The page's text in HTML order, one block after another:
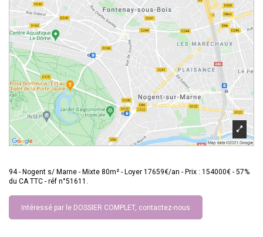
94 - Nogent s/ Marne - Mixte 80m² - Loyer 17659€/an - Prix : 154000€ - 57%
du CA TTC - réf n°51611.
Intéressé par le DOSSIER COMPLET, contactez-nous